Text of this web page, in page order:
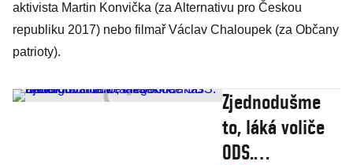
aktivista Martin Konvička (za Alternativu pro Českou
republiku 2017) nebo filmař Václav Chaloupek (za Občany
patrioty).
Zjednodušme
to, láká voliče
ODS.